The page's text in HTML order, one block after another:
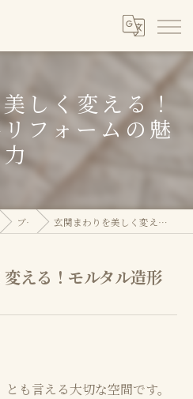
しく変える！
フォームの魅
力
ブログ 玄関まわりを美しく変える！モルタル造形リフォームの魅力
える！モルタル造形
も言える大切な空間です。